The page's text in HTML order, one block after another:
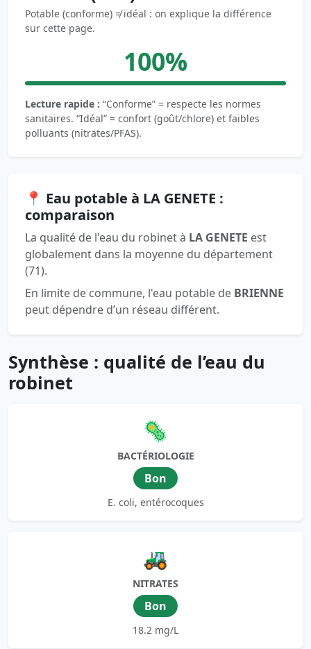
Potable (conforme) ≠ idéal : on explique la différence
sur cette page.
100%
Lecture rapide : “Conforme” = respecte les normes
sanitaires. “Idéal” = confort (goût/chlore) et faibles
polluants (nitrates/PFAS).
📍 Eau potable à LA GENETE :
comparaison
La qualité de l'eau du robinet à LA GENETE est
globalement dans la moyenne du département
(71).
En limite de commune, l'eau potable de BRIENNE
peut dépendre d’un réseau différent.
Synthèse : qualité de l’eau du
robinet
🦠
BACTÉRIOLOGIE
Bon
E. coli, entérocoques
🚜
NITRATES
Bon
18.2 mg/L